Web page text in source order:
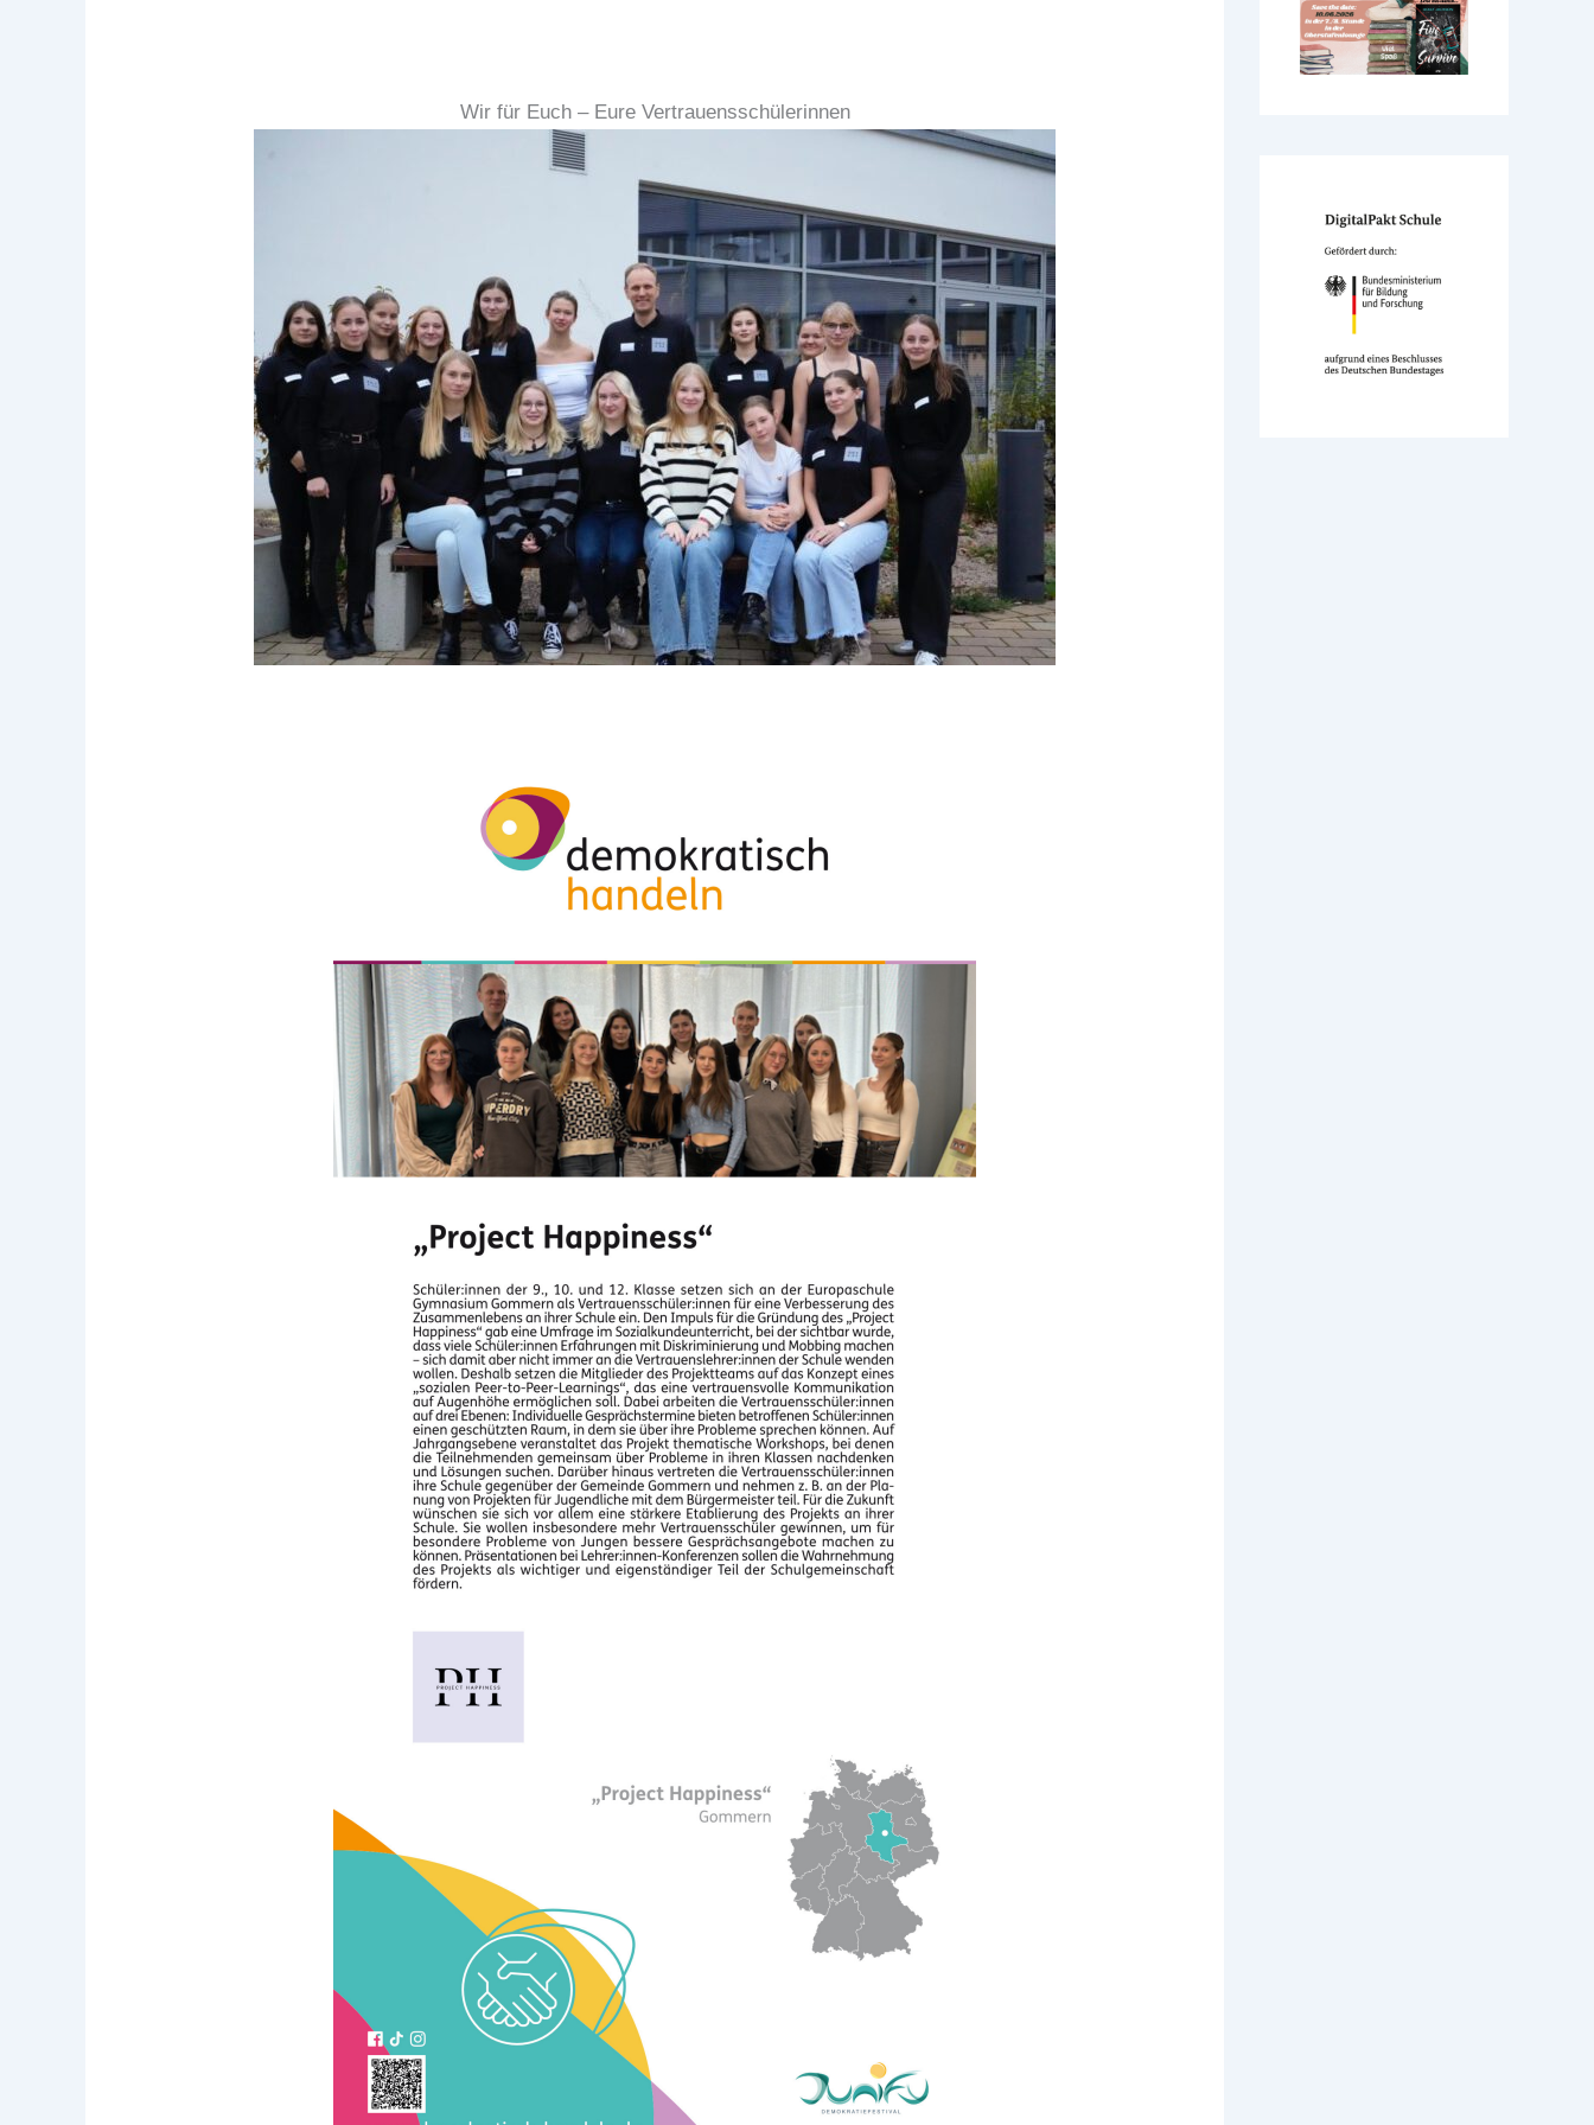
Wir für Euch – Eure Vertrauensschülerinnen